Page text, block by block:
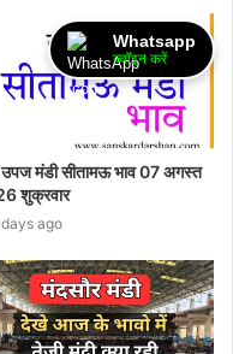
मंडी सीतामऊ भाव 07 अगस्त
शुक्रवार
ago
Whatsapp
ज्वॉइन करें